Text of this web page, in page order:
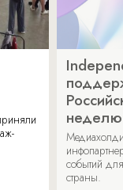
неделю
событий
страны.